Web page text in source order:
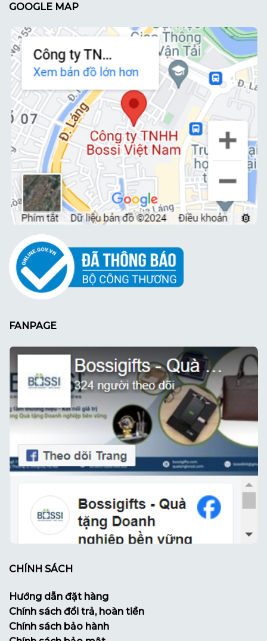
GOOGLE MAP
FANPAGE
CHÍNH SÁCH
Hướng dẫn đặt hàng
Chính sách đổi trả, hoàn tiền
Chính sách bảo hành